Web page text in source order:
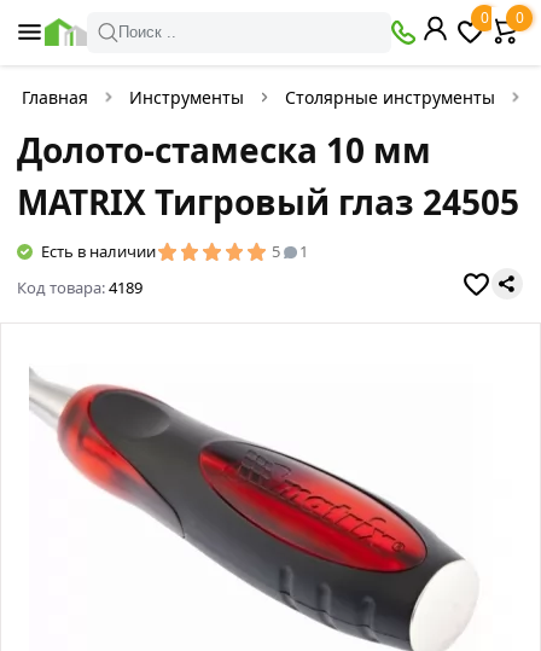
Поиск ..
0 0
Главная Инструменты Столярные инструменты
Долото-стамеска 10 мм
MATRIX Тигровый глаз 24505
Есть в наличии 5
1
Код товара:4189